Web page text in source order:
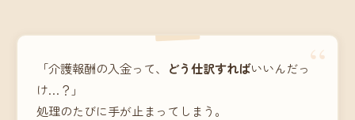
“
「介護報酬の入金って、 どう仕訳すればいいんだっ
け…？」
処理のたびに手が止まってしまう。